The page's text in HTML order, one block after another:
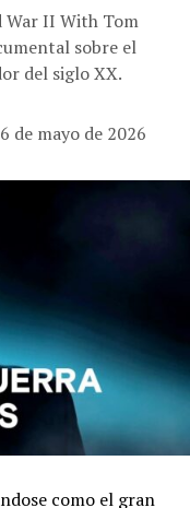
War II With Tom
sobre el
del siglo XX.
de mayo de 2026
como el gran